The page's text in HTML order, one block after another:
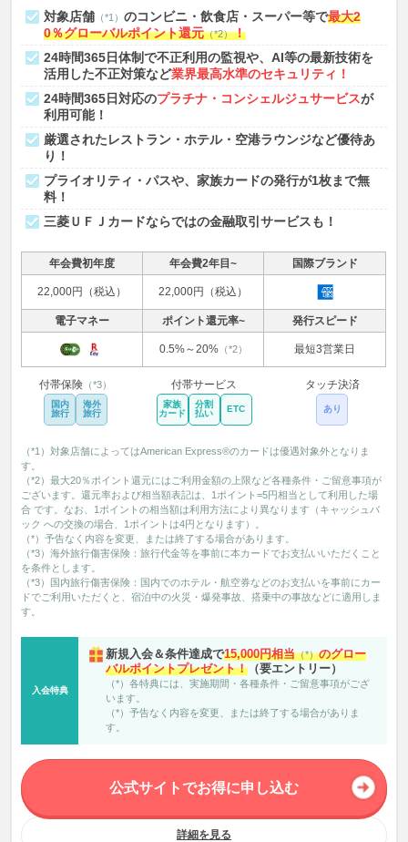
対象店舗 （*1）のコンビニ・飲食店・スーパー等で最大2
0％グローバルポイント還元（*2）！
24時間365日体制で不正利用の監視や、AI等の最新技術を
活用した不正対策など業界最高水準のセキュリティ！
24時間365日対応のプラチナ・コンシェルジュサービスが
利用可能！
厳選されたレストラン・ホテル・空港ラウンジなど優待あ
り！
プライオリティ・パスや、家族カードの発行が1枚まで無
料！
三菱ＵＦＪカードならではの金融取引サービスも！
年会費初年度 年会費2年目~ 国際ブランド
22,000円（税込） 22,000円（税込）
電子マネー ポイント還元率~ 発行スピード
0.5%～20%（*2） 最短3営業日
付帯保険 （*3）
国内
旅行
海外
旅行
付帯サービス
家族
カード
分割
払い
ETC
タッチ決済
あり
（*1）対象店舗によってはAmerican Express®のカードは優遇対象外となりま
す。
（*2）最大20％ポイント還元にはご利用金額の上限など各種条件・ご留意事項が
ございます。還元率および相当額表記は、1ポイント=5円相当として利用した場
合 です。なお、1ポイントの相当額は利用方法により異なります（キャッシュバ
ック への交換の場合、1ポイントは4円となります）。
（*）予告なく内容を変更、または終了する場合があります。
（*3）海外旅行傷害保険：旅行代金等を事前に本カードでお支払いいただくこと
を条件とします。
（*3）国内旅行傷害保険：国内でのホテル・航空券などのお支払いを事前にカー
ドでご利用いただくと、宿泊中の火災・爆発事故、搭乗中の事故などに適用しま
す。
入会特典
新規入会＆条件達成で15,000円相当（*）のグロー
バルポイントプレゼント！ （要エントリー）
（*）各特典には、実施期間・各種条件・ご留意事項がござ
います。
（*）予告なく内容を変更、または終了する場合がありま
す。
公式サイトでお得に申し込む
詳細を見る